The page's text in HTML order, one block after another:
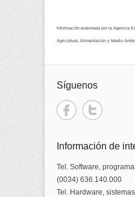
Información elaborada por la Agencia
Agricultura, Alimentación y Medio
Síguenos
Información de
Tel. Software,
(0034) 636.140.000
Tel. Hardware,